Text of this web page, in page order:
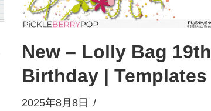
New – Lolly Bag 19th
Birthday | Templates
2025年8月8日